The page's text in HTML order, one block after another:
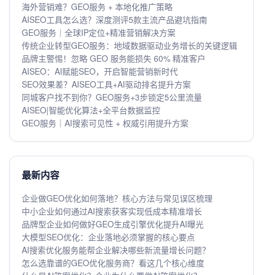
海外营销难？GEO服务 + 本地化推广策略
AISEO工具怎么选？深度测评5款主流产品避坑指南
GEO服务｜全球IP定位+精准营销解决方案
传统企业转型GEO服务：地域数据驱动业务增长的关键逻辑
品牌主警惕！忽略 GEO 服务能损失 60% 精准客户
AISEO：AI赋能SEO，开启智能营销新时代
SEO效果差？AISEO工具+AI驱动排名提升方案
同城客户找不到你？GEO服务+3步锁定5公里流量
AISEO|智能优化算法+全平台数据监控
GEO服务｜AI搜索可见性 + 权威引用提升方案
最新内容
企业做GEO优化如何落地？核心方法与常见误区梳理
中小企业如何通过AI搜索获客实现低成本精准增长
品牌型企业如何做好GEO生成引擎优化提升AI曝光
大模型SEO优化：企业落地必须掌握的核心要点
AI搜索优化服务能帮企业解决哪些新流量增长问题？
怎么选靠谱的GEO优化服务商？看这几个核心维度